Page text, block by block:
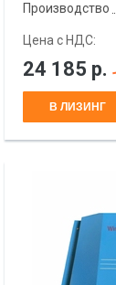
Производство
Цена с НДС:
24 185 р.
В ЛИЗИНГ